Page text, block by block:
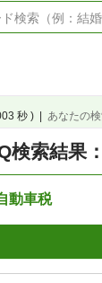
検索結果：
動車税
秒 ) あなたの